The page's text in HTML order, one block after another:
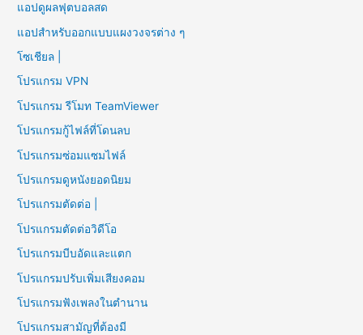
แอปดูผลฟุตบอลสด
แอปสำหรับออกแบบแผงวงจรต่าง ๆ
โซเชียล |
โปรแกรม VPN
โปรแกรม รีโมท TeamViewer
โปรแกรมกู้ไฟล์ที่โดนลบ
โปรแกรมซ่อมแซมไฟล์
โปรแกรมดูหนังยอดนิยม
โปรแกรมตัดต่อ |
โปรแกรมตัดต่อวิดีโอ
โปรแกรมบีบอัดและแตก
โปรแกรมปรับเพิ่มเสียงคอม
โปรแกรมฟังเพลงในตำนาน
โปรแกรมสามัญที่ต้องมี